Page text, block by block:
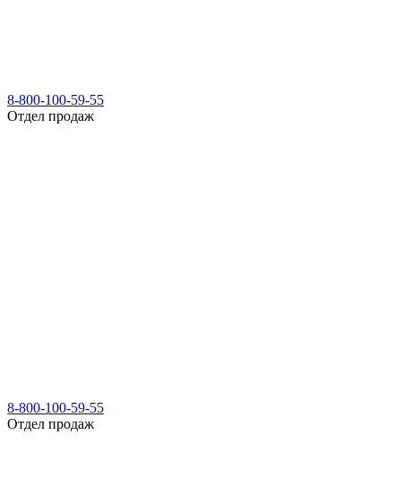
8-800-100-59-55
Отдел продаж
8-800-100-59-55
Отдел продаж